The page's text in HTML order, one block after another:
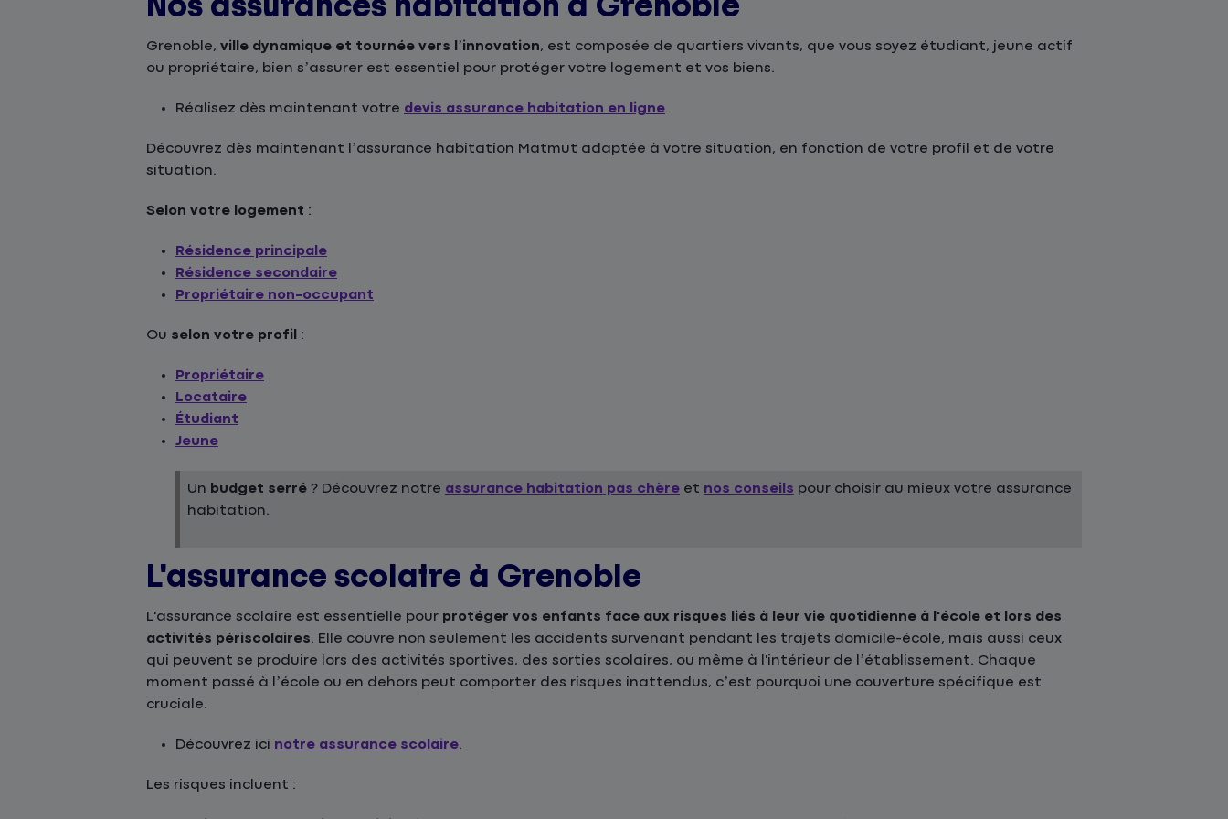
Grenoble, ville dynamique et tournée vers l’innovation, est composée de quartiers vivants, que vous soyez étudiant, jeune actif
ou propriétaire, bien s’assurer est essentiel pour protéger votre logement et vos biens.
Réalisez dès maintenant votre devis assurance habitation en ligne.
Découvrez dès maintenant l’assurance habitation Matmut adaptée à votre situation, en fonction de votre profil et de votre
situation.
Selon votre logement :
Résidence principale
Résidence secondaire
Propriétaire non-occupant
Ou selon votre profil :
Propriétaire
Locataire
Étudiant
Jeune
Un budget serré ? Découvrez notre assurance habitation pas chère et nos conseils pour choisir au mieux votre assurance
habitation.
L'assurance scolaire à Grenoble
L'assurance scolaire est essentielle pour protéger vos enfants face aux risques liés à leur vie quotidienne à l'école et lors des
activités périscolaires. Elle couvre non seulement les accidents survenant pendant les trajets domicile-école, mais aussi ceux
qui peuvent se produire lors des activités sportives, des sorties scolaires, ou même à l'intérieur de l’établissement. Chaque
moment passé à l’école ou en dehors peut comporter des risques inattendus, c’est pourquoi une couverture spécifique est
cruciale.
Découvrez ici notre assurance scolaire.
Les risques incluent :